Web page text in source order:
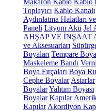
Makaron Kablo Kablo
Toplayıcı Kablo Kanalı
Aydınlatma Halatları
Paneli Lityum Akü Jel
AHŞAP VE İNŞAAT
ve Aksesuarları
Boyaları Tempare
Maskeleme Bandı
Boya Fırçaları Boya
Cephe Boyalar Astarlar
BoyalarYalıtım Boyası
Boyalar Kapılar
Kapılar Akordiyon